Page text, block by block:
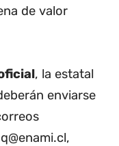
de valor
, la estatal
enviarse